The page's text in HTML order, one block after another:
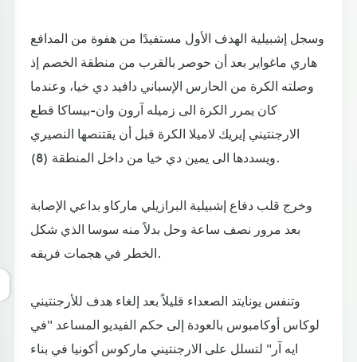
وسجل إشبيلية الهدف الأول مستفيدًا من هفوة من المدافع
هاري ماغواير بعد أن حوصر بالقرب من منطقة الخصم إذ
وصلته الكرة من الحارس الإسباني دافيد دي خيا، وعندما
كان يمرر الكرة الى زميله آرون وان-بيساكا قطع
الارجنتيني إيريك لاميلا الكرة قبل أن يقتنصها النصيري
ويسددها الى يمين دي خيا من داخل المنطقة (8).
وخرج قلب دفاع إشبيلية البرازيلي ماركاو بداعي الإصابة
بعد مرور نصف ساعة وحل بدلاً منه سوسا الذي شكل
الخطر في هجمات فريقه.
وتنفس يونايتد الصعداء قليلاً بعد إلغاء هدف للأرجنتيني
لوكاس أوكامبوس بالعودة إلى حكم الفيديو المساعد "في
ايه آر" لتسلل على الارجنتيني ماركوس أكونيا في بناء